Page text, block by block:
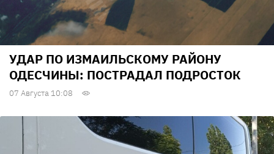
УДАР ПО ИЗМАИЛЬСКОМУ РАЙОНУ
ОДЕСЧИНЫ: ПОСТРАДАЛ ПОДРОСТОК
07 Августа 10:08